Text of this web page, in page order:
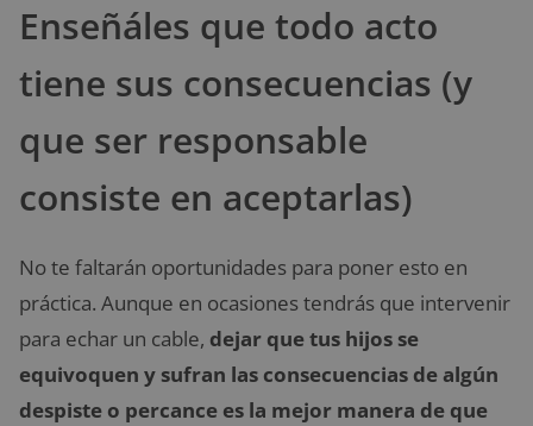
Enseñáles que todo acto
tiene sus consecuencias (y
que ser responsable
consiste en aceptarlas)
No te faltarán oportunidades para poner esto en
práctica. Aunque en ocasiones tendrás que intervenir
para echar un cable, dejar que tus hijos se
equivoquen y sufran las consecuencias de algún
despiste o percance es la mejor manera de que